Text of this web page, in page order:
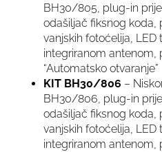
BH30/805, plug-in
odašiljač fiksnog koda,
vanjskih fotoćelija, LED
integriranom antenom,
“Automatsko otvaranje”
KIT BH30/806 –
BH30/806, plug-in
odašiljač fiksnog koda,
vanjskih fotoćelija, LED
integriranom antenom,